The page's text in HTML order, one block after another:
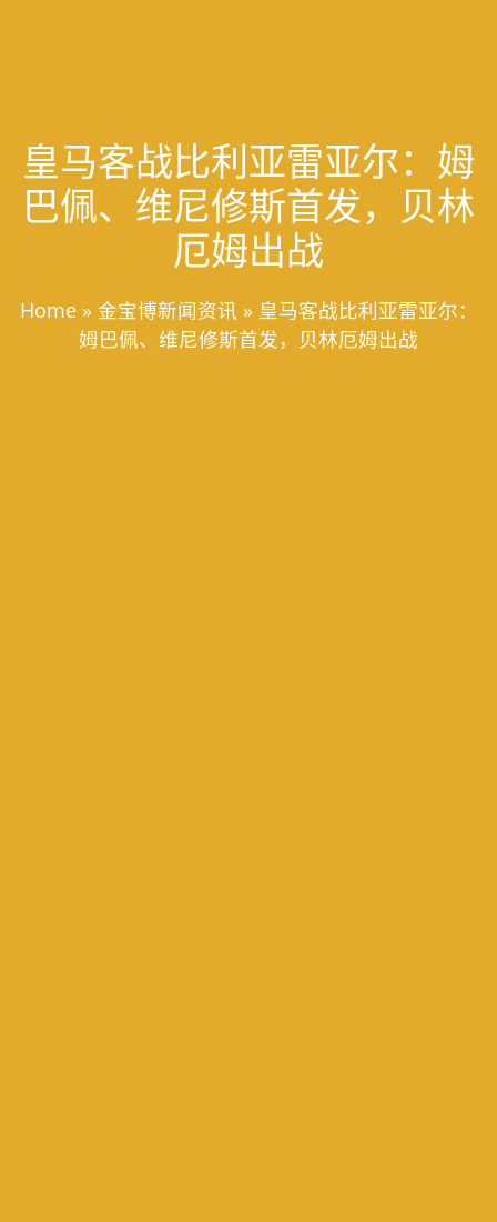
皇马客战比利亚雷亚尔：姆
巴佩、维尼修斯首发，贝林
厄姆出战
Home » 金宝博新闻资讯 » 皇马客战比利亚雷亚尔：
姆巴佩、维尼修斯首发，贝林厄姆出战